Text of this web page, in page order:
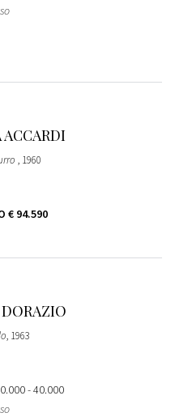
ACCARDI
, 1960
€ 94.590
, 1963
- 40.000